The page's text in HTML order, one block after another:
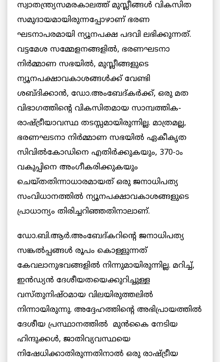
സ്വാതന്ത്ര്യസമരകാലത്ത് മുസ്ലീങ്ങള്‍ വികസിത
സമുദായമായിരുന്നപ്പോഴാണ് ഭരണ
ഘടനാപരമായി ന്യൂനപക്ഷ പദവി ലഭിക്കുന്നത്.
വട്ടമേശ സമ്മേളനങ്ങളില്‍, ഭരണഘടനാ
നിര്‍മ്മാണ സഭയില്‍, മുസ്ലീങ്ങളുടെ
ന്യൂനപക്ഷാവകാശങ്ങള്‍ക്ക് വേണ്ടി
ശബ്ദിക്കാന്‍, ഡോ.അംബേദ്കര്‍ക്ക്, ഒരു മത
വിഭാഗത്തിന്റെ വികസിതമായ സാമ്പത്തിക-
രാഷ്ട്രീയാവസ്ഥ തടസ്സമായിരുന്നില്ല. മാത്രമല്ല,
ഭരണഘടനാ നിര്‍മ്മാണ സഭയില്‍ ഏകീകൃത
സിവില്‍കോഡിനെ എതിര്‍ക്കുകയും, 370-ാം
വകുപ്പിനെ അംഗീകരിക്കുകയും
ചെയ്തതിന്നാധാരമായത് ഒരു ജനാധിപത്യ
സംവിധാനത്തില്‍ ന്യൂനപക്ഷാവകാശങ്ങളുടെ
പ്രാധാന്യം തിരിച്ചറിഞ്ഞതിനാലാണ്.
ഡോ.ബി.ആര്‍.അംബേദ്കറിന്റെ ജനാധിപത്യ
സങ്കല്‍പ്പങ്ങള്‍ രൂപം കൊള്ളുന്നത്
കേവലാനുഭവങ്ങളില്‍ നിന്നുമായിരുന്നില്ല. മറിച്ച്,
ഇന്‍ഡ്യന്‍ ദേശീയതയെക്കുറിച്ചുള്ള
വസ്തുനിഷ്ഠമായ വിലയിരുത്തലില്‍
നിന്നായിരുന്നു. അദ്ദേഹത്തിന്റെ അഭിപ്രായത്തില്‍
ദേശീയ പ്രസ്ഥാനത്തില്‍ മുന്‍കൈ നേടിയ
ഹിന്ദുക്കള്‍, ജാതിവ്യവസ്ഥയെ
നിഷേധിക്കാതിരുന്നതിനാല്‍ ഒരു രാഷ്ട്രീയ